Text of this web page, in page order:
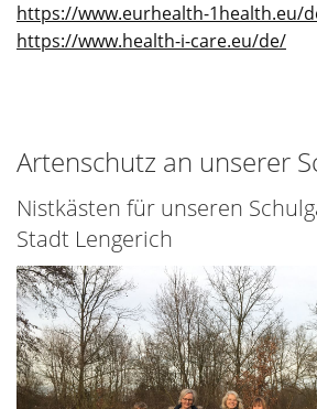
https://www.eurhealth-1health.eu/
https://www.health-i-care.eu/de/
Artenschutz an unserer
Nistkästen für unseren
Stadt Lengerich